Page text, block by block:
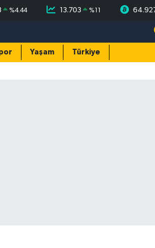
%4.44 13.703 %11
Yaşam Türkiye